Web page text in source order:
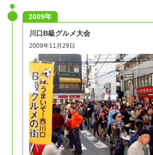
2009年
川口B級グルメ大会
2009年11月29日